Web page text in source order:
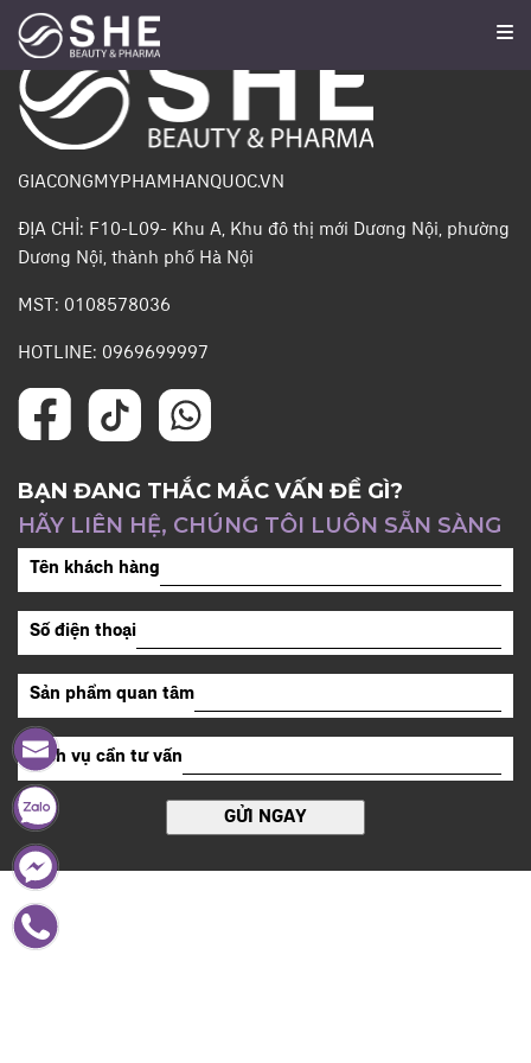
GIACONGMYPHAMHANQUOC.VN
ĐỊA CHỈ: F10-L09- Khu A, Khu đô thị mới Dương Nội, phường
Dương Nội, thành phố Hà Nội
MST: 0108578036
HOTLINE: 0969699997
BẠN ĐANG THẮC MẮC VẤN ĐỀ GÌ?
HÃY LIÊN HỆ, CHÚNG TÔI LUÔN SẴN SÀNG
Tên khách hàng
Số điện thoại
Sản phẩm quan tâm
Dịch vụ cần tư vấn